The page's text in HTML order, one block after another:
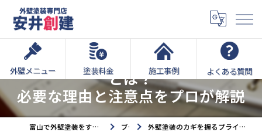
外壁メニュー 塗装料金 施工事例 よくある質問
外壁塗装のカギを握るプライマー
とは？
必要な理由と注意点をプロが解説
富山で外壁塗装をするなら外壁塗装専門店安井創建へ ブログ 外壁塗装のカギを握るプライマーとは？必要な理由と注意点をプロが解説